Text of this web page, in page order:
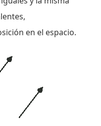
en el espacio.